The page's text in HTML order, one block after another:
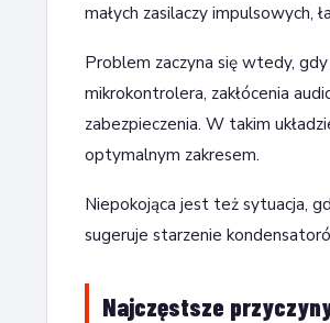
małych zasilaczy impulsowych,
Problem zaczyna się wtedy,
mikrokontrolera, zakłócenia
zabezpieczenia. W takim
optymalnym zakresem.
Niepokojąca jest też sytuacja,
sugeruje starzenie
Najczęstsze